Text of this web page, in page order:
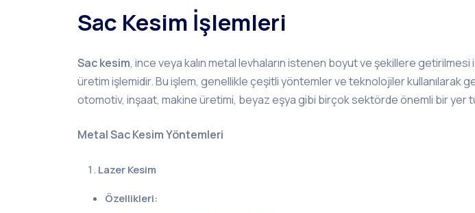
Sac Kesim İşlemleri
Sac kesim, ince veya kalın metal levhaların istenen boyut ve şekillere getirilmesi
üretim işlemidir. Bu işlem, genellikle çeşitli yöntemler ve teknolojiler kullanılarak
otomotiv, inşaat, makine üretimi, beyaz eşya gibi birçok sektörde önemli bir yer
Metal Sac Kesim Yöntemleri
Lazer Kesim
Özellikleri: